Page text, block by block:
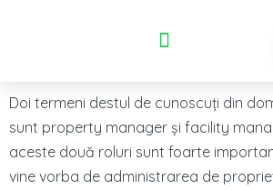
Doi termeni destul de cunoscuți din
sunt property manager și facility
aceste două roluri sunt foarte
vine vorba de administrarea de